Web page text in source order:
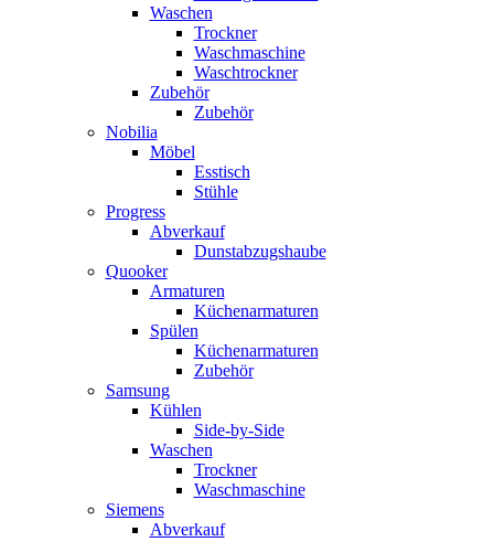
Waschen
Trockner
Waschmaschine
Waschtrockner
Zubehör
Zubehör
Nobilia
Möbel
Esstisch
Stühle
Progress
Abverkauf
Dunstabzugshaube
Quooker
Armaturen
Küchenarmaturen
Spülen
Küchenarmaturen
Zubehör
Samsung
Kühlen
Side-by-Side
Waschen
Trockner
Waschmaschine
Siemens
Abverkauf